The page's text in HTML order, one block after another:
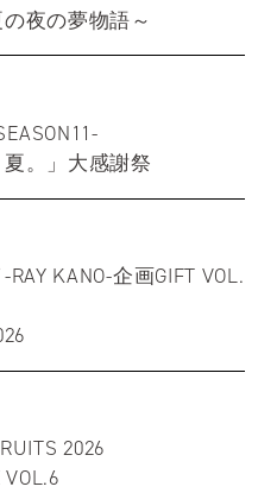
夜の夢物語～
夏。」大感謝祭
KANO-企画GIFT VOL.
2026